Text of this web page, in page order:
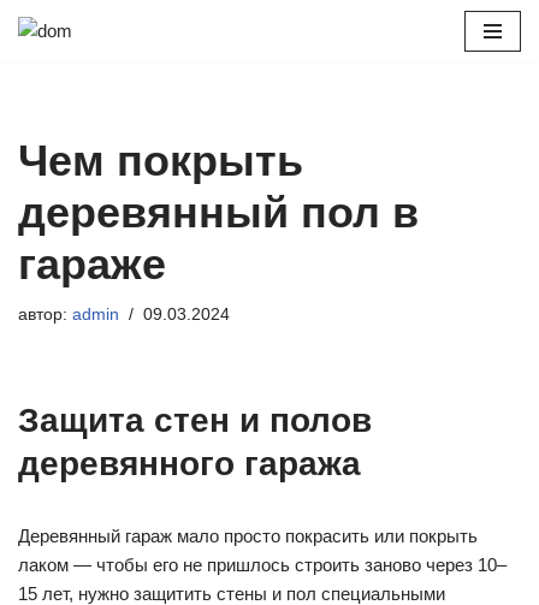
Чем покрыть
деревянный пол в
гараже
автор: admin 09.03.2024
Защита стен и полов
деревянного гаража
Деревянный гараж мало просто покрасить или покрыть
лаком — чтобы его не пришлось строить заново через 10–
15 лет, нужно защитить стены и пол специальными